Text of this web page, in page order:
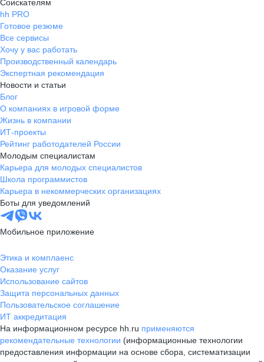
Соискателям
hh PRO
Готовое резюме
Все сервисы
Хочу у вас работать
Производственный календарь
Экспертная рекомендация
Новости и статьи
Блог
О компаниях в игровой форме
Жизнь в компании
ИТ-проекты
Рейтинг работодателей России
Молодым специалистам
Карьера для молодых специалистов
Школа программистов
Карьера в некоммерческих организациях
Боты для уведомлений
Мобильное приложение
Этика и комплаенс
Оказание услуг
Использование сайтов
Защита персональных данных
Пользовательское соглашение
ИТ аккредитация
На информационном ресурсе hh.ru применяются
рекомендательные технологии (информационные технологии
предоставления информации на основе сбора, систематизации